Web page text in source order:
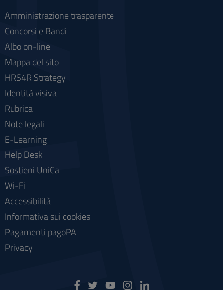
Amministrazione trasparente
Concorsi e Bandi
Albo on-line
Mappa del sito
HRS4R Strategy
Identità visiva
Rubrica
Note legali
E-Learning
Help Desk
Sostieni UniCa
Wi-Fi
Accessibilità
Informativa sui cookies
Pagamenti pagoPA
Privacy